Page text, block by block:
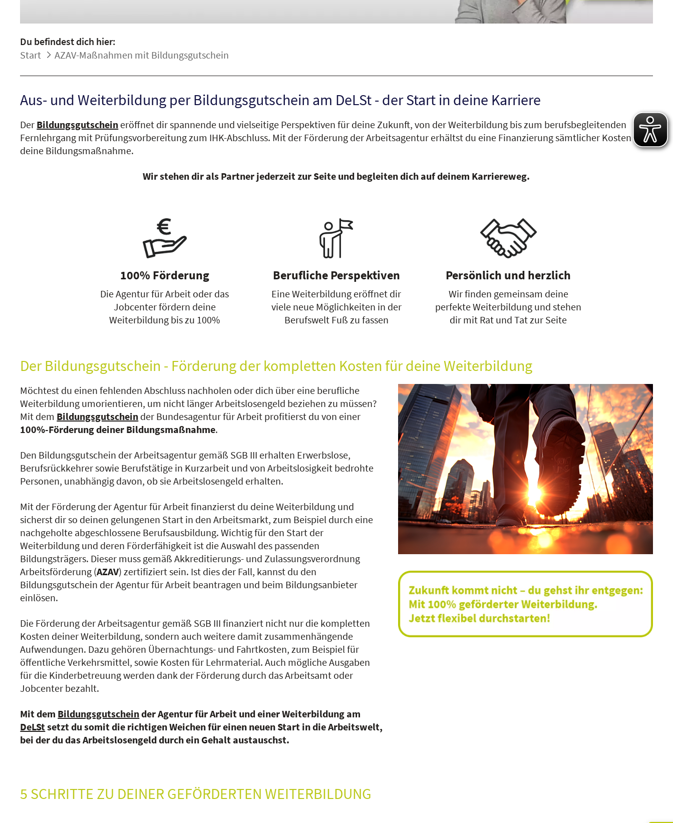
Du befindest dich hier:
Start
AZAV-Maßnahmen mit Bildungsgutschein
Aus- und Weiterbildung per Bildungsgutschein am DeLSt - der Start in deine Karriere
Der Bildungsgutschein eröffnet dir spannende und vielseitige Perspektiven für deine Zukunft, von der Weiterbildung bis zum berufsbegleitenden
Fernlehrgang mit Prüfungsvorbereitung zum IHK-Abschluss. Mit der Förderung der Arbeitsagentur erhältst du eine Finanzierung sämtlicher Kosten für
deine Bildungsmaßnahme.
Wir stehen dir als Partner jederzeit zur Seite und begleiten dich auf deinem Karriereweg.
100% Förderung
Die Agentur für Arbeit oder das
Jobcenter fördern deine
Weiterbildung bis zu 100%
Berufliche Perspektiven
Eine Weiterbildung eröffnet dir
viele neue Möglichkeiten in der
Berufswelt Fuß zu fassen
Persönlich und herzlich
Wir finden gemeinsam deine
perfekte Weiterbildung und stehen
dir mit Rat und Tat zur Seite
Der Bildungsgutschein - Förderung der kompletten Kosten für deine Weiterbildung
Möchtest du einen fehlenden Abschluss nachholen oder dich über eine berufliche
Weiterbildung umorientieren, um nicht länger Arbeitslosengeld beziehen zu müssen?
Mit dem Bildungsgutschein der Bundesagentur für Arbeit profitierst du von einer
100%-Förderung deiner Bildungsmaßnahme.
Den Bildungsgutschein der Arbeitsagentur gemäß SGB III erhalten Erwerbslose,
Berufsrückkehrer sowie Berufstätige in Kurzarbeit und von Arbeitslosigkeit bedrohte
Personen, unabhängig davon, ob sie Arbeitslosengeld erhalten.
Mit der Förderung der Agentur für Arbeit finanzierst du deine Weiterbildung und
sicherst dir so deinen gelungenen Start in den Arbeitsmarkt, zum Beispiel durch eine
nachgeholte abgeschlossene Berufsausbildung. Wichtig für den Start der
Weiterbildung und deren Förderfähigkeit ist die Auswahl des passenden
Bildungsträgers. Dieser muss gemäß Akkreditierungs- und Zulassungsverordnung
Arbeitsförderung (AZAV) zertifiziert sein. Ist dies der Fall, kannst du den
Bildungsgutschein der Agentur für Arbeit beantragen und beim Bildungsanbieter
einlösen.
Die Förderung der Arbeitsagentur gemäß SGB III finanziert nicht nur die kompletten
Kosten deiner Weiterbildung, sondern auch weitere damit zusammenhängende
Aufwendungen. Dazu gehören Übernachtungs- und Fahrtkosten, zum Beispiel für
öffentliche Verkehrsmittel, sowie Kosten für Lehrmaterial. Auch mögliche Ausgaben
für die Kinderbetreuung werden dank der Förderung durch das Arbeitsamt oder
Jobcenter bezahlt.
Mit dem Bildungsgutscheinder Agentur für Arbeit und einer Weiterbildung am
DeLStsetzt du somit die richtigen Weichen für einen neuen Start in die Arbeitswelt,
bei der du das Arbeitslosengeld durch ein Gehalt austauschst.
5 SCHRITTE ZU DEINER GEFÖRDERTEN WEITERBILDUNG